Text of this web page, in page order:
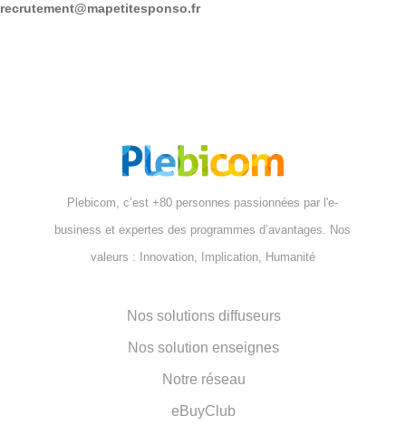
recrutement@mapetitesponso.fr
Plebicom, c’est +80 personnes passionnées par l'e-
business et expertes des programmes d’avantages. Nos
valeurs : Innovation, Implication, Humanité
Nos solutions diffuseurs
Nos solution enseignes
Notre réseau
eBuyClub